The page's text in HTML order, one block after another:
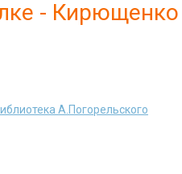
- Кирющенко
А.Погорельского